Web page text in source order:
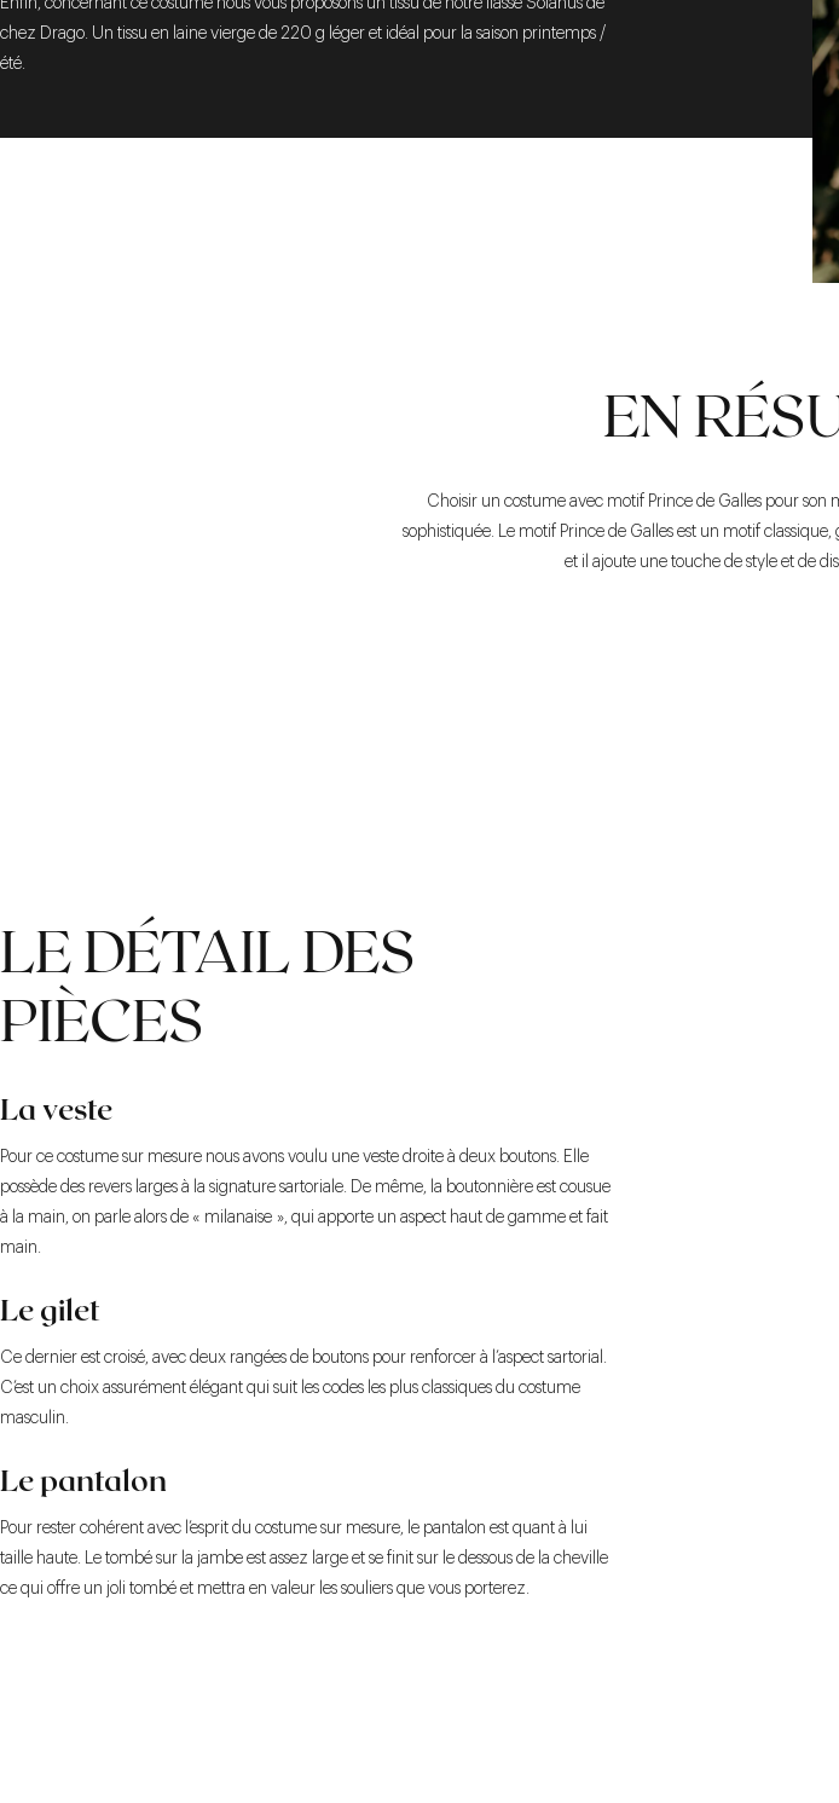
Enfin, concernant ce costume nous vous proposons un tissu de notre liasse Solanus de
chez Drago. Un tissu en laine vierge de 220 g léger et idéal pour la saison printemps /
été.
EN
Choisir un costume avec motif Prince de Galles pour son
sophistiquée. Le motif Prince de Galles est un motif
et il ajoute une touche de style et de
LE DÉTAIL DES
PIÈCES
La veste
Pour ce costume sur mesure nous avons voulu une veste droite à deux boutons. Elle
possède des revers larges à la signature sartoriale. De même, la boutonnière est cousue
à la main, on parle alors de « milanaise », qui apporte un aspect haut de gamme et fait
main.
Le gilet
Ce dernier est croisé, avec deux rangées de boutons pour renforcer à l’aspect sartorial.
C’est un choix assurément élégant qui suit les codes les plus classiques du costume
masculin.
Le pantalon
Pour rester cohérent avec l’esprit du costume sur mesure, le pantalon est quant à lui
taille haute. Le tombé sur la jambe est assez large et se finit sur le dessous de la cheville
ce qui offre un joli tombé et mettra en valeur les souliers que vous porterez.